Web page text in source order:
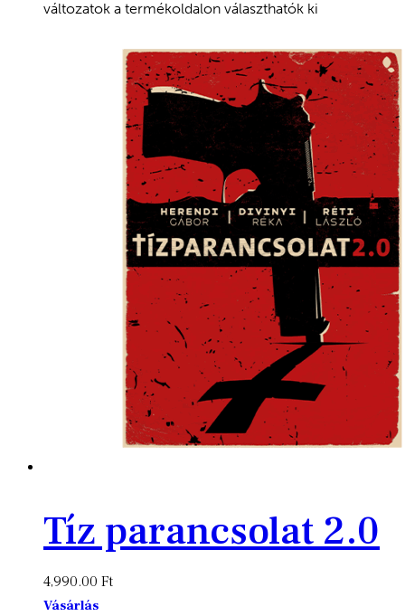
változatok a termékoldalon választhatók ki
Tíz parancsolat 2.0
4,990.00 Ft
Vásárlás